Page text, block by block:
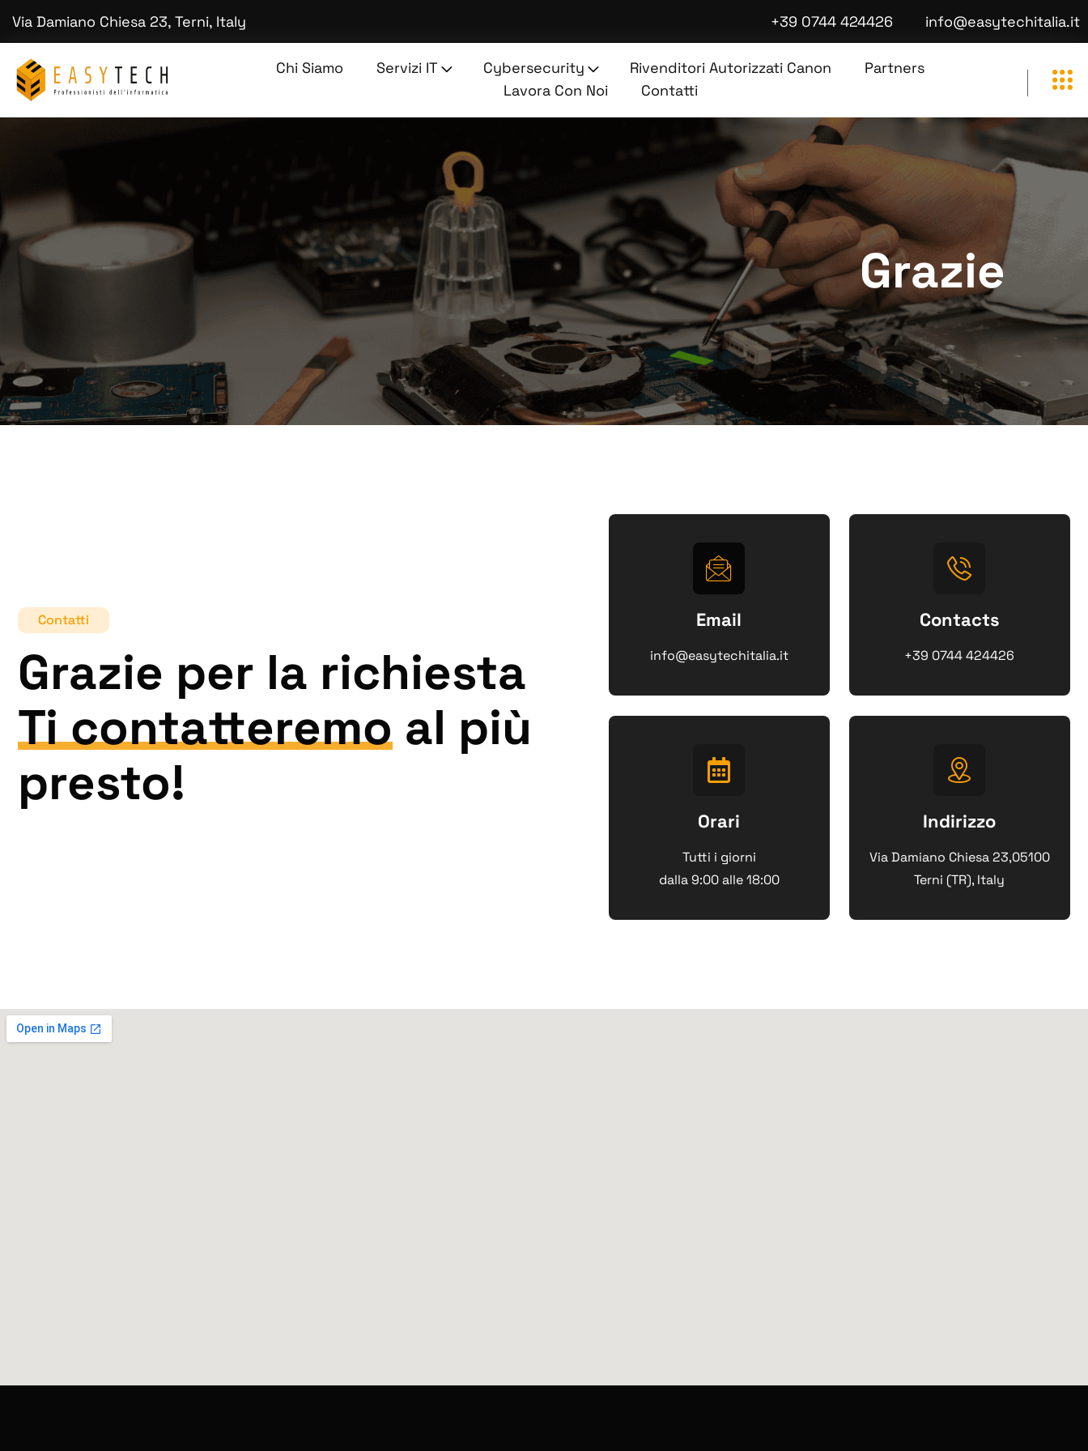
Via Damiano Chiesa 23, Terni, Italy +39 0744 424426 info@easytechitalia.it
Chi Siamo Servizi IT Cybersecurity Rivenditori Autorizzati Canon
Partners
Lavora Con Noi
Contatti
Grazie
Contatti
Grazie per la richiesta
Ti contatteremo al più
presto!
Email
info@easytechitalia.it
Contacts
+39 0744 424426
Orari
Tutti i giorni
dalla 9:00 alle 18:00
Indirizzo
Via Damiano Chiesa 23,05100
Terni (TR), Italy